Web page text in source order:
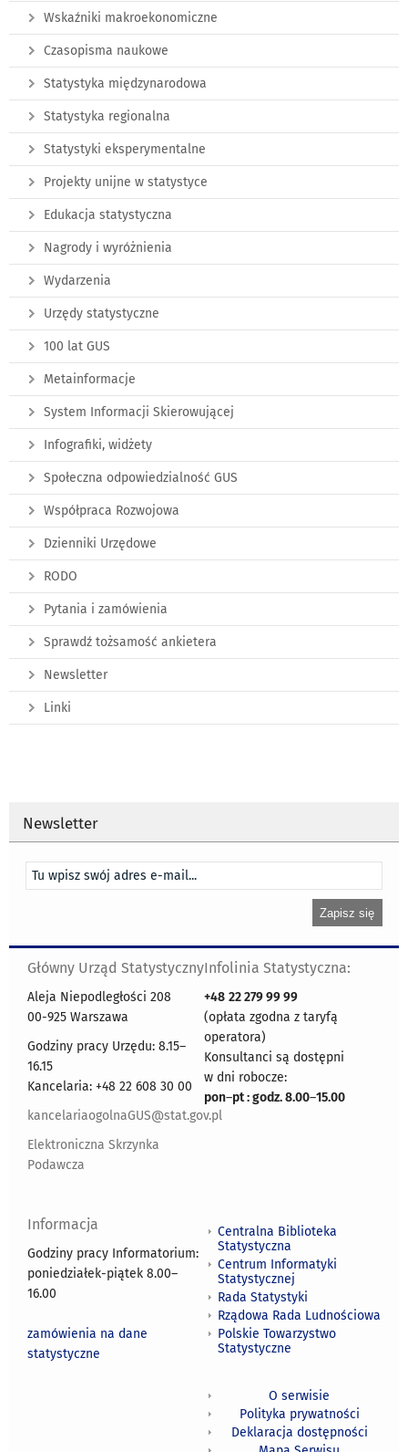
Wskaźniki makroekonomiczne
Czasopisma naukowe
Statystyka międzynarodowa
Statystyka regionalna
Statystyki eksperymentalne
Projekty unijne w statystyce
Edukacja statystyczna
Nagrody i wyróżnienia
Wydarzenia
Urzędy statystyczne
100 lat GUS
Metainformacje
System Informacji Skierowującej
Infografiki, widżety
Społeczna odpowiedzialność GUS
Współpraca Rozwojowa
Dzienniki Urzędowe
RODO
Pytania i zamówienia
Sprawdź tożsamość ankietera
Newsletter
Linki
Newsletter
Główny Urząd Statystyczny
Aleja Niepodległości 208
00-925 Warszawa
Godziny pracy Urzędu: 8.15–
16.15
Kancelaria: +48 22 608 30 00
kancelariaogolnaGUS@stat.gov.pl
Elektroniczna Skrzynka
Podawcza
Infolinia Statystyczna:
+48 22 279 99 99
(opłata zgodna z taryfą
operatora)
Konsultanci są dostępni
w dni robocze:
pon–pt : godz. 8.00–15.00
Informacja
Godziny pracy Informatorium:
poniedziałek-piątek 8.00–
16.00
zamówienia na dane
statystyczne
Centralna Biblioteka
Statystyczna
Centrum Informatyki
Statystycznej
Rada Statystyki
Rządowa Rada Ludnościowa
Polskie Towarzystwo
Statystyczne
O serwisie
Polityka prywatności
Deklaracja dostępności